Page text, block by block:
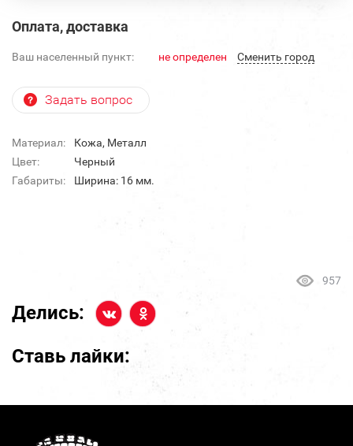
Оплата, доставка
Ваш населенный пункт: не определен Cменить город
Задать вопрос
Материал:
Кожа, Металл
Цвет:
Черный
Габариты:
Ширина: 16 мм.
957
Делись:
Ставь лайки: